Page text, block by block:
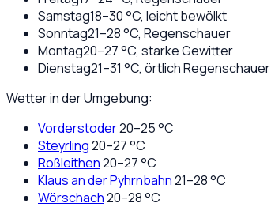
Samstag18–30°C, leicht bewölkt
Sonntag21–28°C, Regenschauer
Montag20–27°C, starke Gewitter
Dienstag21–31 °C, örtlich Regenschauer
Wetter in der Umgebung:
Vorderstoder20–25°C
Steyrling20–27°C
Roßleithen20–27°C
Klaus an der Pyhrnbahn21–28°C
Wörschach20–28°C